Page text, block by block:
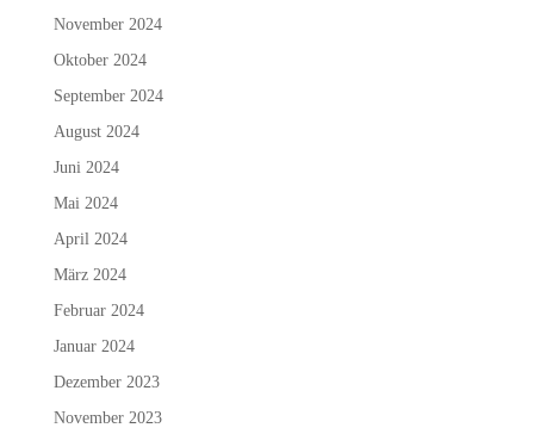
November 2024
Oktober 2024
September 2024
August 2024
Juni 2024
Mai 2024
April 2024
März 2024
Februar 2024
Januar 2024
Dezember 2023
November 2023